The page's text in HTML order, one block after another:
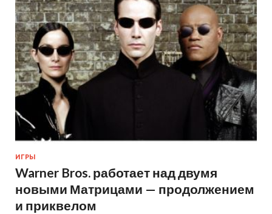
ИГРЫ
Warner Bros. работает над двумя
новыми Матрицами — продолжением
и приквелом